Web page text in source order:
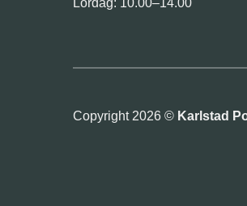
Lördag: 10.00–14.00
Copyright 2026 © Karlstad